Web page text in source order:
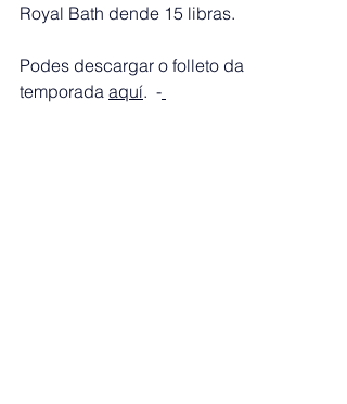
Royal Bath dende 15 libras.
Podes descargar o folleto da
temporada aquí.  -